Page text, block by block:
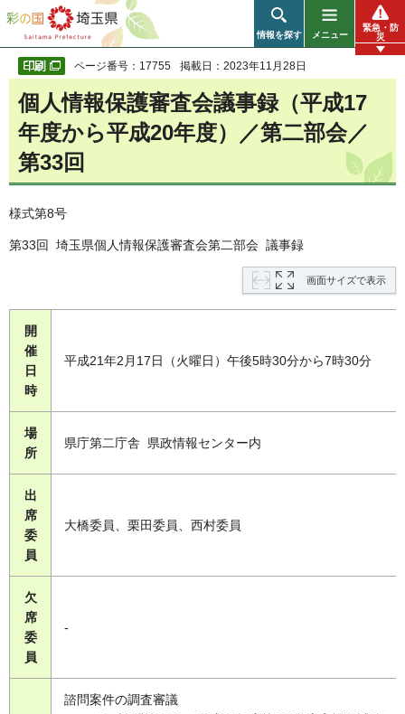
彩の国 埼玉県
情報を探す メニュー
緊急・防
災
ページ番号：17755 掲載日：2023年11月28日
個人情報保護審査会議事録（平成17
年度から平成20年度）／第二部会／
第33回
様式第8号
第33回 埼玉県個人情報保護審査会第二部会 議事録
画面サイズで表示
開
催
日
時
平成21年2月17日（火曜日）午後5時30分から7時30分
場
所
県庁第二庁舎 県政情報センター内
出
席
委
員
大橋委員、栗田委員、西村委員
欠
席
委
員
-
諮問案件の調査審議